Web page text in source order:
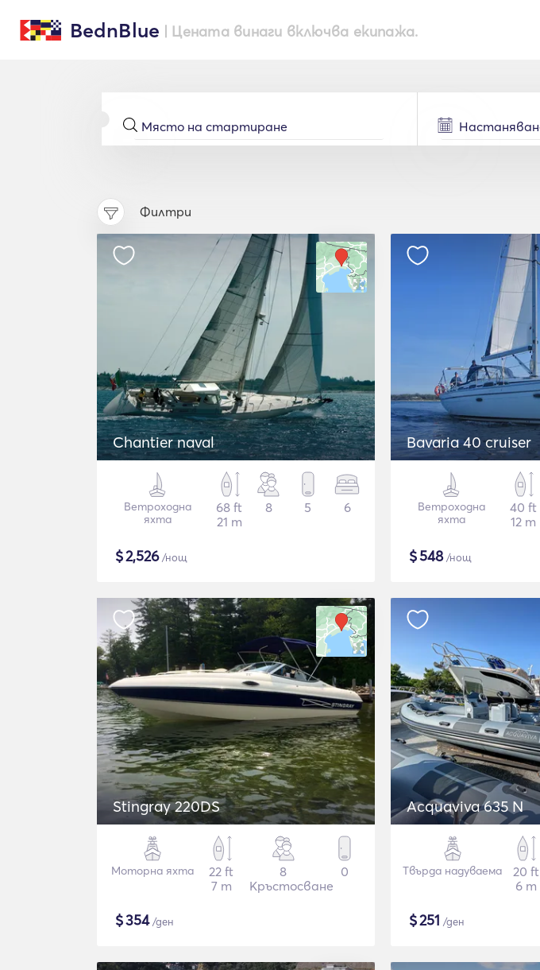
BednBlue | Цената винаги включва екипажа.
Филтри
Chantier naval
Ветроходна
яхта
68 ft
21 m
8 5 6
$2,526/нощ
Bavaria 40 cruiser
Ветроходна
яхта
40 ft
12 m
$548/нощ
Stingray 220DS
Моторна яхта
22 ft
7 m
8
Кръстосване
0
$354/ден
Acquaviva 635 N
Твърда надуваема
20 ft
6 m
$251 /ден